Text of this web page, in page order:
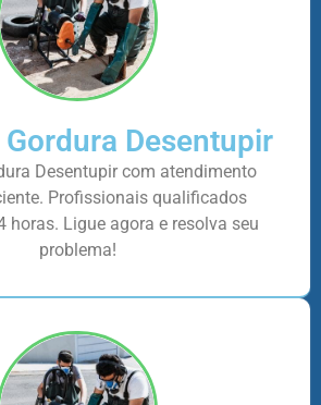
Gordura Desentupir
Desentupir com atendimento
Profissionais qualificados
horas. Ligue agora e resolva seu
problema!